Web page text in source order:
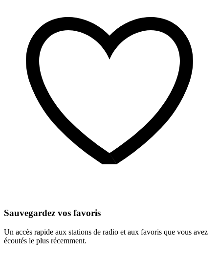
Sauvegardez vos favoris
Un accès rapide aux stations de radio et aux favoris que vous avez
écoutés le plus récemment.